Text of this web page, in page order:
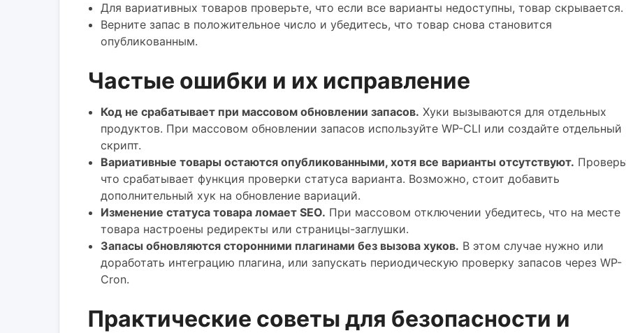
Для вариативных товаров проверьте, что если все варианты недоступны, товар скрывается.
Верните запас в положительное число и убедитесь, что товар снова становится
опубликованным.
Частые ошибки и их исправление
Код не срабатывает при массовом обновлении запасов. Хуки вызываются для отдельных
продуктов. При массовом обновлении запасов используйте WP-CLI или создайте отдельный
скрипт.
Вариативные товары остаются опубликованными, хотя все варианты отсутствуют.
что срабатывает функция проверки статуса варианта. Возможно, стоит добавить
дополнительный хук на обновление вариаций.
Изменение статуса товара ломает SEO. При массовом отключении убедитесь, что на месте
товара настроены редиректы или страницы-заглушки.
Запасы обновляются сторонними плагинами без вызова хуков. В этом случае нужно или
доработать интеграцию плагина, или запускать периодическую проверку запасов через WP-
Cron.
Практические советы для безопасности и